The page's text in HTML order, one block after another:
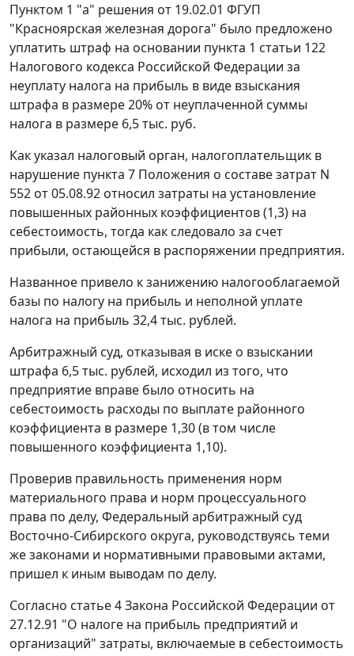
Пунктом 1 "а" решения от 19.02.01 ФГУП
"Красноярская железная дорога" было предложено
уплатить штраф на основании пункта 1 статьи 122
Налогового кодекса Российской Федерации за
неуплату налога на прибыль в виде взыскания
штрафа в размере 20% от неуплаченной суммы
налога в размере 6,5 тыс. руб.
Как указал налоговый орган, налогоплательщик в
нарушение пункта 7 Положения о составе затрат N
552 от 05.08.92 относил затраты на установление
повышенных районных коэффициентов (1,3) на
себестоимость, тогда как следовало за счет
прибыли, остающейся в распоряжении предприятия.
Названное привело к занижению налогооблагаемой
базы по налогу на прибыль и неполной уплате
налога на прибыль 32,4 тыс. рублей.
Арбитражный суд, отказывая в иске о взыскании
штрафа 6,5 тыс. рублей, исходил из того, что
предприятие вправе было относить на
себестоимость расходы по выплате районного
коэффициента в размере 1,30 (в том числе
повышенного коэффициента 1,10).
Проверив правильность применения норм
материального права и норм процессуального
права по делу, Федеральный арбитражный суд
Восточно-Сибирского округа, руководствуясь теми
же законами и нормативными правовыми актами,
пришел к иным выводам по делу.
Согласно статье 4Закона Российской Федерации от
27.12.91 "О налоге на прибыль предприятий и
организаций" затраты, включаемые в себестоимость